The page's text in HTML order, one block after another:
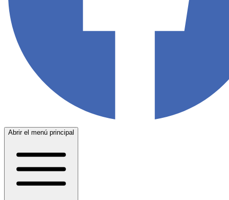
Abrir el menú principal